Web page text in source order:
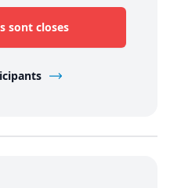
sont closes